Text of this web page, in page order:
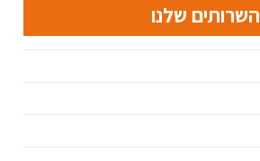
השרותים שלנו